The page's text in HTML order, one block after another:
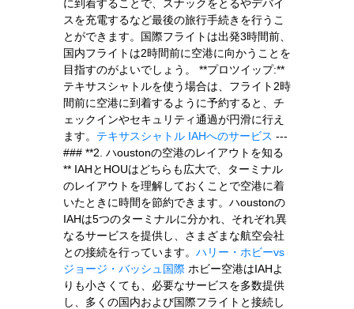
に到着することで、スナックをとるやデバイ
スを充電するなど最後の旅行手続きを行うこ
とができます。国際フライトは出発3時間前、
国内フライトは2時間前に空港に向かうことを
目指すのがよいでしょう。 **プロツイップ:**
テキサスシャトルを使う場合は、フライト2時
間前に空港に到着するように予約すると、チ
ェックインやセキュリティ通過が円滑に行え
ます。 テキサスシャトル IAHへのサービス ---
### **2. ハoustonの空港のレイアウトを知る
** IAHとHOUはどちらも広大で、ターミナル
のレイアウトを理解しておくことで空港に着
いたときに時間を節約できます。ハoustonの
IAHは5つのターミナルに分かれ、それぞれ異
なるサービスを提供し、さまざまな航空会社
との接続を行っています。 ハリー・ホビーvs
ジョージ・バッシュ国際 ホビー空港はIAHよ
りも小さくても、必要なサービスを多数提供
し、多くの国内および国際フライトと接続し